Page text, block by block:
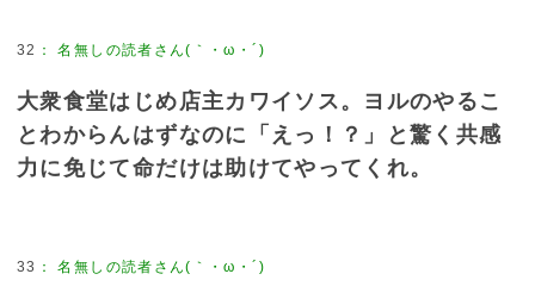
32 ：名無しの読者さん(｀・ω・´)
大衆食堂はじめ店主カワイソス。ヨルのやるこ
とわからんはずなのに「えっ！？」と驚く共感
力に免じて命だけは助けてやってくれ。
33 ：名無しの読者さん(｀・ω・´)